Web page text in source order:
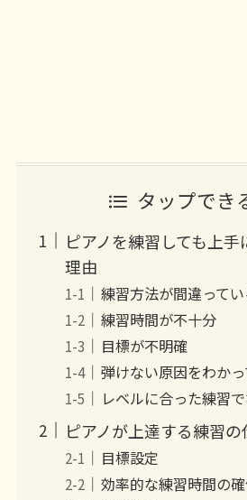
タップでき
ピアノを練習しても上
理由
練習方法が間違ってい
練習時間が不十分
目標が不明確
弾けない原因をわか
レベルに合った練習
ピアノが上達する練習の
目標設定
効率的な練習時間の